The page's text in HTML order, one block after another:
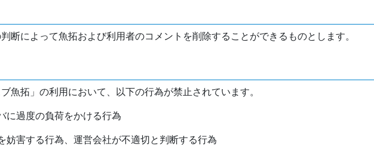
断によって魚拓および利用者のコメントを削除することができるものとします。
魚拓」の利用において、以下の行為が禁止されています。
に過度の負荷をかける行為
妨害する行為、運営会社が不適切と判断する行為